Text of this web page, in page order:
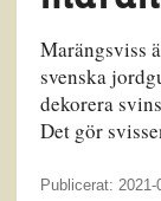
Marängsviss
svenska
dekorera
Det gör
Publicerat: 2021-